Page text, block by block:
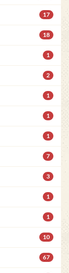
17
18
1
2
1
1
1
7
3
1
1
10
67